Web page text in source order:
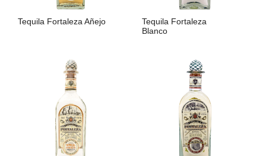
Tequila Fortaleza Añejo
Tequila Fortaleza
Blanco
LIRE LA SUITE